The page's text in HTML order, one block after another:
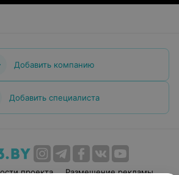
Добавить компанию
Добавить специалиста
проекта Размещение рекламы